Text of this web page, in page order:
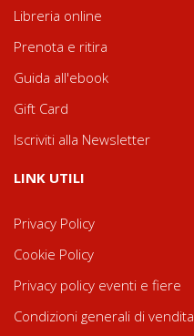
Libreria online
Prenota e ritira
Guida all'ebook
Gift Card
Iscriviti alla Newsletter
LINK UTILI
Privacy Policy
Cookie Policy
Privacy policy eventi e fiere
Condizioni generali di vendita